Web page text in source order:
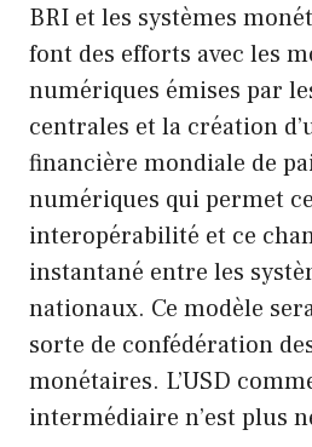
BRI et les systèmes
font des efforts avec les
numériques émises par
centrales et la création
financière mondiale de
numériques qui permet
interopérabilité et ce
instantané entre les
nationaux. Ce modèle
sorte de confédération
monétaires. L’USD
intermédiaire n’est plus